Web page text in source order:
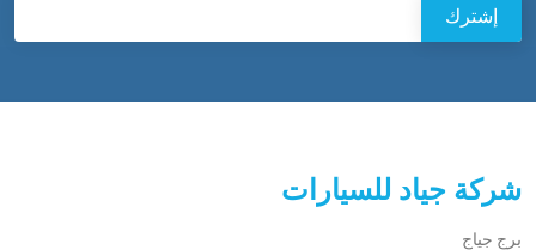
شركة جياد للسيارات
برج جياج